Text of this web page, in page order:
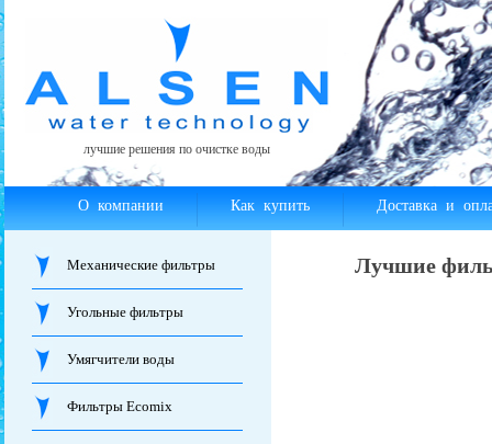
лучшие решения по очистке воды
О компании Как купить Доставка и
Механические фильтры
Угольные фильтры
Умягчители воды
Фильтры Ecomix
Лучшие